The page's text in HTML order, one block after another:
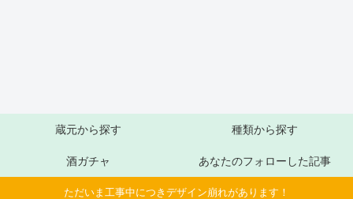
蔵元から探す 種類から探す
酒ガチャ あなたのフォローした記事
ただいま工事中につきデザイン崩れがあります！